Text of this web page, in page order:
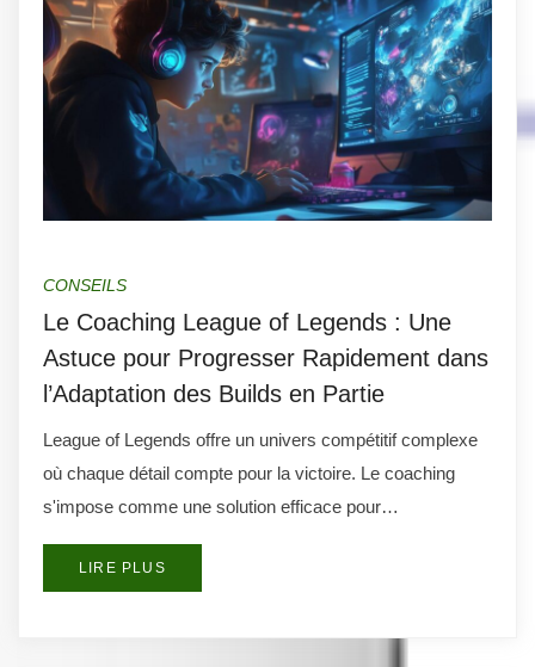
CONSEILS
Le Coaching League of Legends : Une
Astuce pour Progresser Rapidement dans
l’Adaptation des Builds en Partie
League of Legends offre un univers compétitif complexe
où chaque détail compte pour la victoire. Le coaching
s'impose comme une solution efficace pour…
LIRE PLUS